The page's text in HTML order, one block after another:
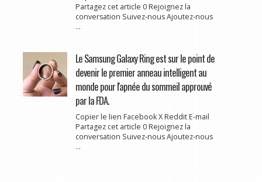
Partagez cet article 0 Rejoignez la
conversation Suivez-nous Ajoutez-nous
...
Le Samsung Galaxy Ring est sur le point de
devenir le premier anneau intelligent au
monde pour l'apnée du sommeil approuvé
par la FDA.
Copier le lien Facebook X Reddit E-mail
Partagez cet article 0 Rejoignez la
conversation Suivez-nous Ajoutez-nous
...